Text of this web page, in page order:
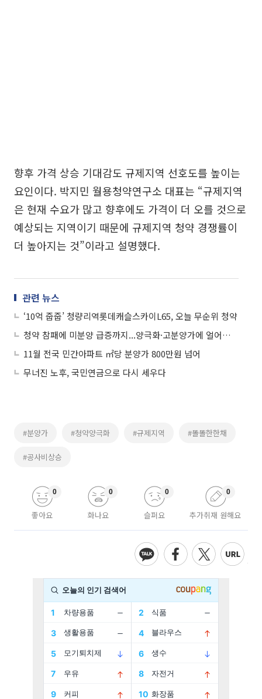
향후 가격 상승 기대감도 규제지역 선호도를 높이는
요인이다. 박지민 월용청약연구소 대표는 “규제지역
은 현재 수요가 많고 향후에도 가격이 더 오를 것으로
예상되는 지역이기 때문에 규제지역 청약 경쟁률이
더 높아지는 것”이라고 설명했다.
관련 뉴스
‘10억 줍줍’ 청량리역롯데캐슬스카이L65, 오늘 무순위 청약
청약 참패에 미분양 급증까지...양극화·고분양가에 얼어붙은 부산 아파트 시장
11월 전국 민간아파트 ㎡당 분양가 800만원 넘어
무너진 노후, 국민연금으로 다시 세우다
#분양가 #청약양극화 #규제지역 #똘똘한한채
#공사비상승
좋아요
0
화나요
0
슬퍼요
0
추가취재 원해요
0